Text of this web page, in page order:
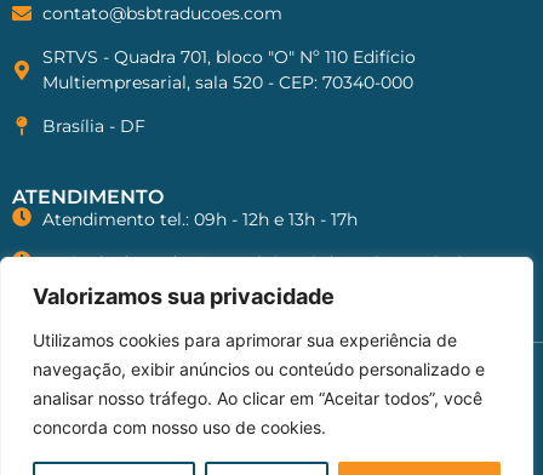
Valorizamos sua privacidade
Utilizamos cookies para aprimorar sua experiência de
navegação, exibir anúncios ou conteúdo personalizado e
analisar nosso tráfego. Ao clicar em “Aceitar todos”, você
concorda com nosso uso de cookies.
contato@bsbtraducoes.com
SRTVS - Quadra 701, bloco "O" Nº 110 Edifício
Multiempresarial, sala 520 - CEP: 70340-000
Brasília - DF
ATENDIMENTO
Atendimento tel.: 09h - 12h e 13h - 17h
Retirada de traduções: 09h às 17h (sem intervalos)
Copyright © 2026 BSB Traduções. Todos os
direitos reservados.